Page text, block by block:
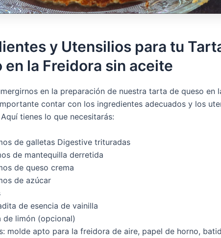
y Utensilios para tu
en la Freidora sin aceite
en la preparación de nuestra tarta de queso en
contar con los ingredientes adecuados y los
tienes lo que necesitarás:
de galletas Digestive trituradas
de mantequilla derretida
de queso crema
de azúcar
de esencia de vainilla
de limón (opcional)
molde apto para la freidora de aire, papel de horno,